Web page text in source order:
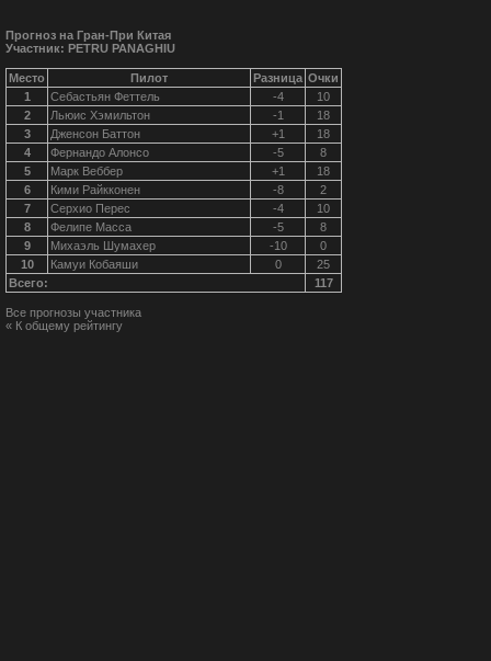
Прогноз на Гран-При Китая
Участник: PETRU PANAGHIU
Место Пилот Разница Очки
1
Себастьян Феттель -4
10
2
Льюис Хэмильтон -1
18
3
Дженсон Баттон +1
18
4
Фернандо Алонсо -5
8
5
Марк Веббер +1
18
6
Кими Райкконен -8
2
7
Серхио Перес -4
10
8
Фелипе Масса -5
8
9
Михаэль Шумахер -10
0
10
Камуи Кобаяши 0
25
Всего:
117
Все прогнозы участника
« К общему рейтингу